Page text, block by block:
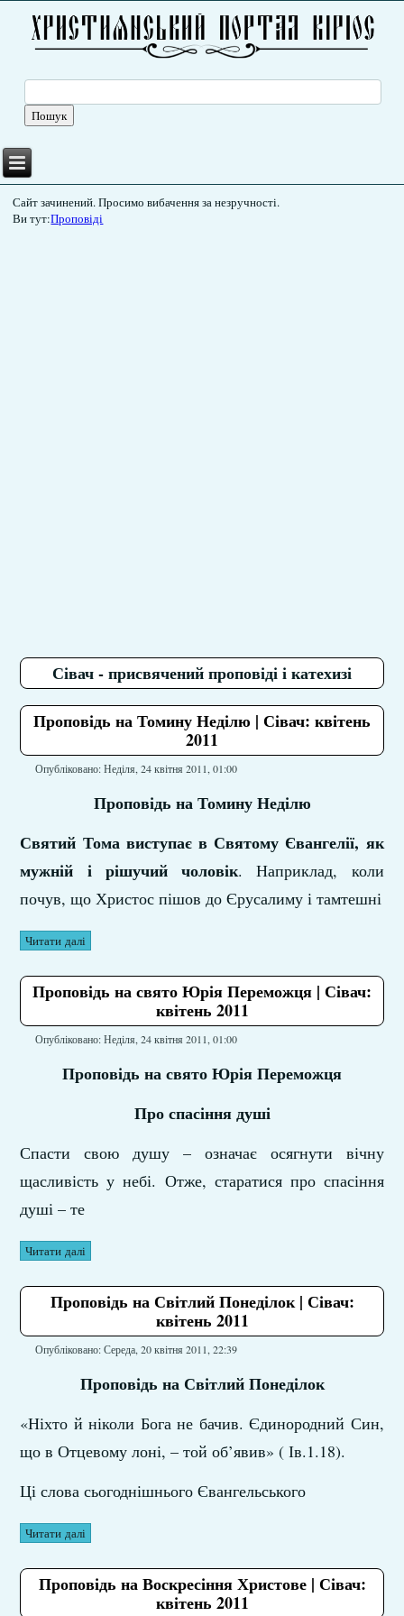
Сайт зачинений. Просимо вибачення за незручності.
Ви тут:Проповіді
Сівач - присвячений проповіді і катехизі
Проповідь на Томину Неділю | Сівач: квітень
2011
Опубліковано: Неділя, 24 квітня 2011, 01:00
Проповідь на Томину Неділю
Святий Тома виступає в Святому Євангелії, як
мужній і рішучий чоловік. Наприклад, коли
почув, що Христос пішов до Єрусалиму і тамтешні
Читати далі
Проповідь на свято Юрія Переможця | Сівач:
квітень 2011
Опубліковано: Неділя, 24 квітня 2011, 01:00
Проповідь на свято Юрія Переможця
Про спасіння душі
Спасти свою душу – означає осягнути вічну
щасливість у небі. Отже, старатися про спасіння
душі – те
Читати далі
Проповідь на Світлий Понеділок | Сівач:
квітень 2011
Опубліковано: Середа, 20 квітня 2011, 22:39
Проповідь на Світлий Понеділок
«Ніхто й ніколи Бога не бачив. Єдинородний Син,
що в Отцевому лоні, – той об’явив» ( Ів.1.18).
Ці слова сьогоднішнього Євангельського
Читати далі
Проповідь на Воскресіння Христове | Сівач:
квітень 2011